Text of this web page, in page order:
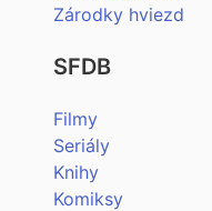
Zárodky hviezd
SFDB
Filmy
Seriály
Knihy
Komiksy